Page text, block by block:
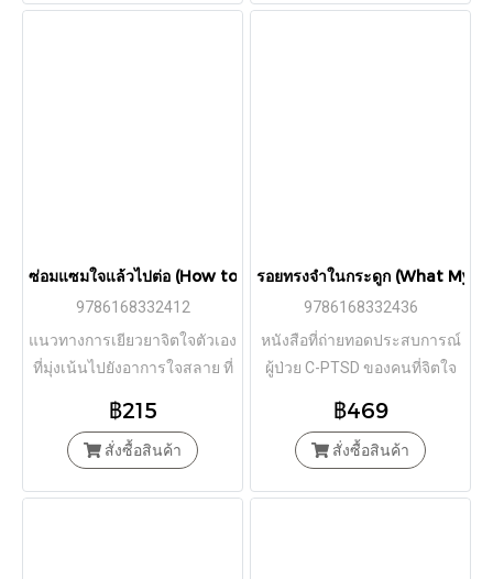
ซ่อมแซมใจแล้วไปต่อ (How to Fix a Broken Heart) / กาย วินช์
9786168332412
แนวทางการเยียวยาจิตใจตัวเอง
ที่มุ่งเน้นไปยังอาการใจสลาย ที่
ความคิดและจิตใจยามที่คุณ
ต้องเผชิญการสูญเสียสิ่งที่รักไป
฿215
สั่งซื้อสินค้า
รอยทรงจำในกระดูก (What My
9786168332436
หนังสือที่ถ่ายทอดประสบการณ์
ผู้ป่วย C-PTSD ของคนที่จิตใจ
เข้าใจและใช้ชีวิตร่วมกับมันได้
฿469
สั่งซื้อสินค้า